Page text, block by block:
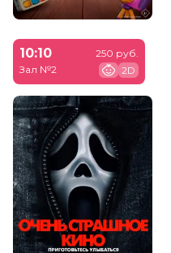
10:10
Зал №2
250 руб.
2D